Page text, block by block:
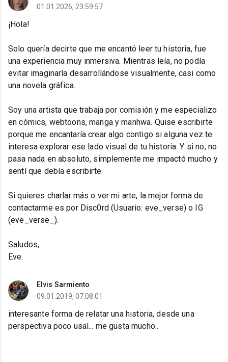
01.01.2026, 23:59:57
¡Hola!
Solo quería decirte que me encantó leer tu historia, fue
una experiencia muy inmersiva. Mientras leía, no podía
evitar imaginarla desarrollándose visualmente, casi como
una novela gráfica.
Soy una artista que trabaja por comisión y me especializo
en cómics, webtoons, manga y manhwa. Quise escribirte
porque me encantaría crear algo contigo si alguna vez te
interesa explorar ese lado visual de tu historia. Y si no, no
pasa nada en absoluto, simplemente me impactó mucho y
sentí que debía escribirte.
Si quieres charlar más o ver mi arte, la mejor forma de
contactarme es por Disc0rd (Usuario: eve_verse) o IG
(eve_verse_).
Saludos,
Eve.
Elvis Sarmiento
09.01.2019, 07:08:01
interesante forma de relatar una historia, desde una
perspectiva poco usal... me gusta mucho..